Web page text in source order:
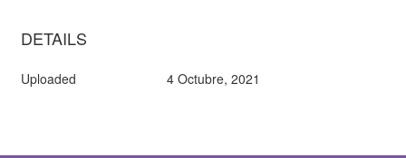
DETAILS
Uploaded 4 Octubre, 2021